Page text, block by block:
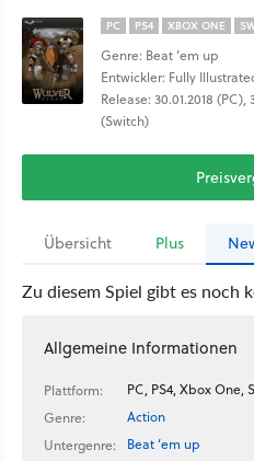
PC PS4 XBOX ONE
Genre: Beat ’em up
Entwickler: Fully
Release: 30.01.2018 (PC),
(Switch)
Übersicht Plus
Zu diesem Spiel gibt es noch
Allgemeine Informationen
Plattform:
PC, PS4, Xbox One,
Genre:
Action
Untergenre:
Beat ’em up